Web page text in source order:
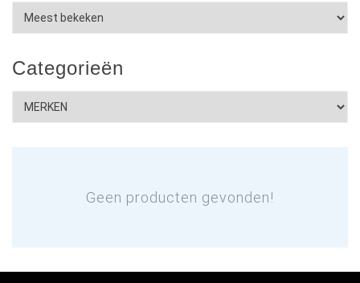
Categorieën
Geen producten gevonden!